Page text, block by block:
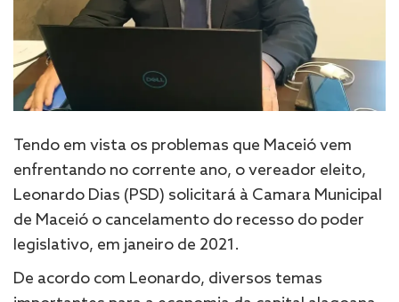
Tendo em vista os problemas que Maceió vem
enfrentando no corrente ano, o vereador eleito,
Leonardo Dias (PSD) solicitará à Camara Municipal
de Maceió o cancelamento do recesso do poder
legislativo, em janeiro de 2021.
De acordo com Leonardo, diversos temas